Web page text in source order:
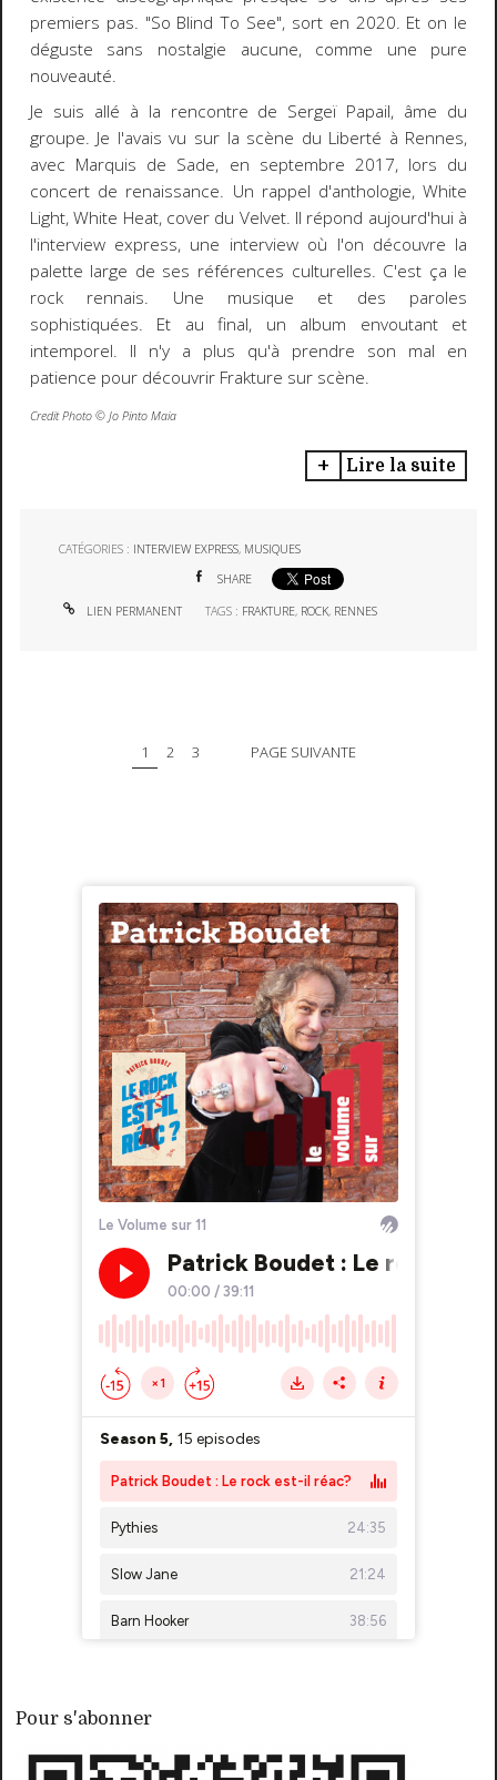
Pour s'abonner
premiers pas. "So Blind To See", sort en 2020. Et on le
déguste sans nostalgie aucune, comme une pure
nouveauté.
Je suis allé à la rencontre de Sergeï Papail, âme du
groupe. Je l'avais vu sur la scène du Liberté à Rennes,
avec Marquis de Sade, en septembre 2017, lors du
concert de renaissance. Un rappel d'anthologie, White
Light, White Heat, cover du Velvet. Il répond aujourd'hui à
l'interview express, une interview où l'on découvre la
palette large de ses références culturelles. C'est ça le
rock rennais. Une musique et des paroles
sophistiquées. Et au final, un album envoutant et
intemporel. Il n'y a plus qu'à prendre son mal en
patience pour découvrir Frakture sur scène.
Credit Photo ©️ Jo Pinto Maia
Lire la suite
CATÉGORIES : INTERVIEW EXPRESS, MUSIQUES
SHARE
LIEN PERMANENT TAGS : FRAKTURE, ROCK, RENNES
1 2 3 PAGE SUIVANTE